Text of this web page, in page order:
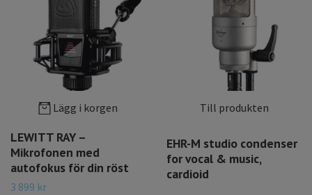
Lägg i korgen
LEWITT RAY –
Mikrofonen med
autofokus för din röst
3 899 kr
Till produkten
EHR-M studio condenser
for vocal & music,
cardioid